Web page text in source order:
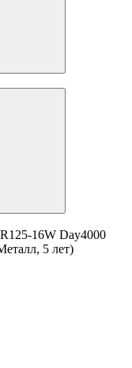
16W Day4000
5 лет)